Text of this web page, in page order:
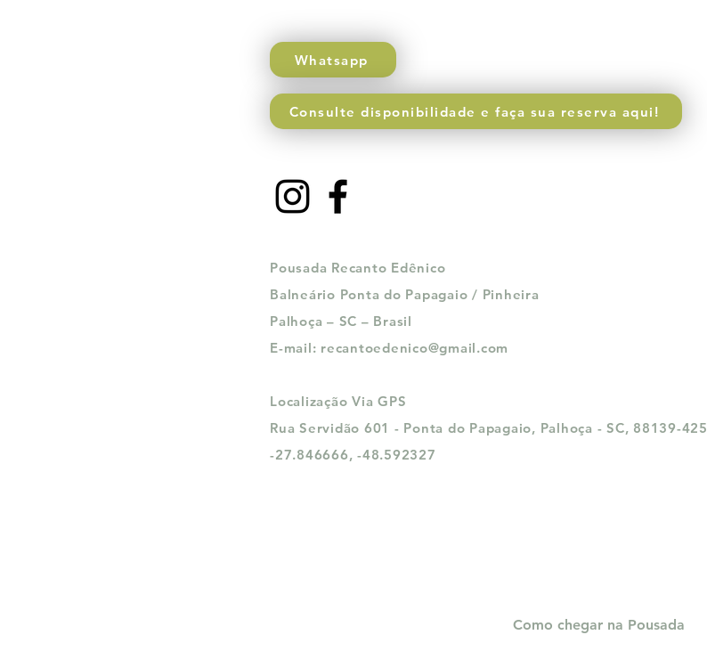
Whatsapp
Consulte disponibilidade e faça sua reserva aqui!
Pousada Recanto Edênico
Balneário Ponta do Papagaio / Pinheira
Palhoça – SC – Brasil
E-mail: recantoedenico@gmail.com
Localização Via GPS
Rua Servidão 601 - Ponta do Papagaio, Palhoça - SC, 88139-425
-27.846666, -48.592327
Como chegar na Pousada